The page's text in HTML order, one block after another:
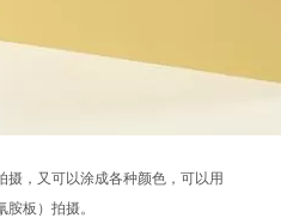
摄，又可以涂成各种颜色，可以用
板）拍摄。